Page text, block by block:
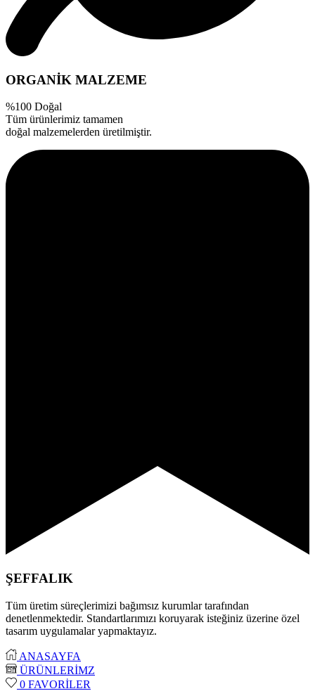
ORGANİK MALZEME
%100 Doğal
Tüm ürünlerimiz tamamen
doğal malzemelerden üretilmiştir.
ŞEFFALIK
Tüm üretim süreçlerimizi bağımsız kurumlar tarafından
denetlenmektedir. Standartlarımızı koruyarak isteğiniz üzerine özel
tasarım uygulamalar yapmaktayız.
ANASAYFA
ÜRÜNLERİMZ
0 FAVORİLER